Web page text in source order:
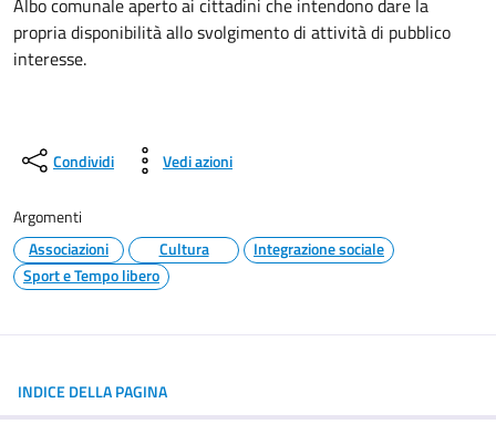
Albo comunale aperto ai cittadini che intendono dare la
propria disponibilità allo svolgimento di attività di pubblico
interesse.
Condividi Vedi azioni
Argomenti
Associazioni
Cultura
Integrazione sociale
Sport e Tempo libero
INDICE DELLA PAGINA